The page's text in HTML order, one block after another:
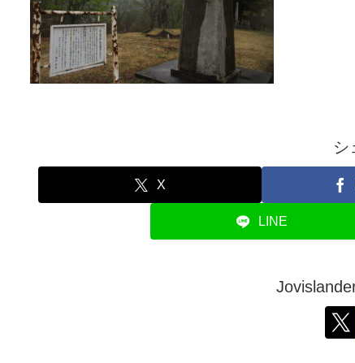
シ
X
LINE